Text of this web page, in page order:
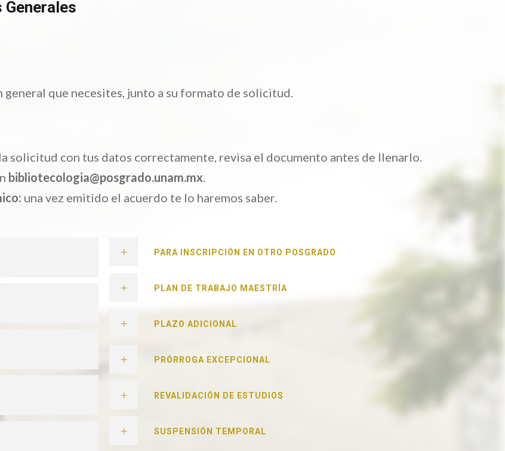
que necesites, junto a su formato de solicitud.
solicitud con tus datos correctamente, revisa el documento antes de llenarlo.
bibliotecologia@posgrado.unam.mx.
una vez emitido el acuerdo te lo haremos saber.
PARA INSCRIPCIÓN EN OTRO POSGRADO
PLAN DE TRABAJO MAESTRÍA
PLAZO ADICIONAL
PRÓRROGA EXCEPCIONAL
REVALIDACIÓN DE ESTUDIOS
SUSPENSIÓN TEMPORAL